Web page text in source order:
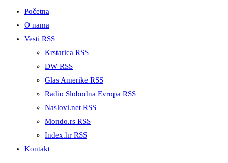
Početna
O nama
Vesti RSS
Krstarica RSS
DW RSS
Glas Amerike RSS
Radio Slobodna Evropa RSS
Naslovi.net RSS
Mondo.rs RSS
Index.hr RSS
Kontakt